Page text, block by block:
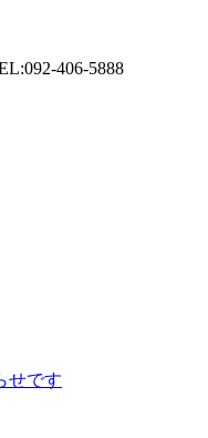
せです